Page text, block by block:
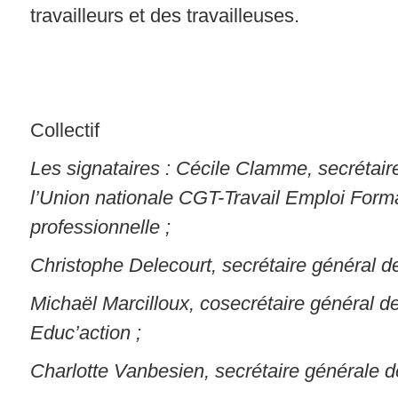
travailleurs et des travailleuses.
Collectif
Les signataires : Cécile Clamme,
l’Union nationale CGT-Travail Emploi
professionnelle ;
Christophe Delecourt, secrétaire général
Michaël Marcilloux, cosecrétaire général
Educ’action ;
Charlotte Vanbesien, secrétaire générale